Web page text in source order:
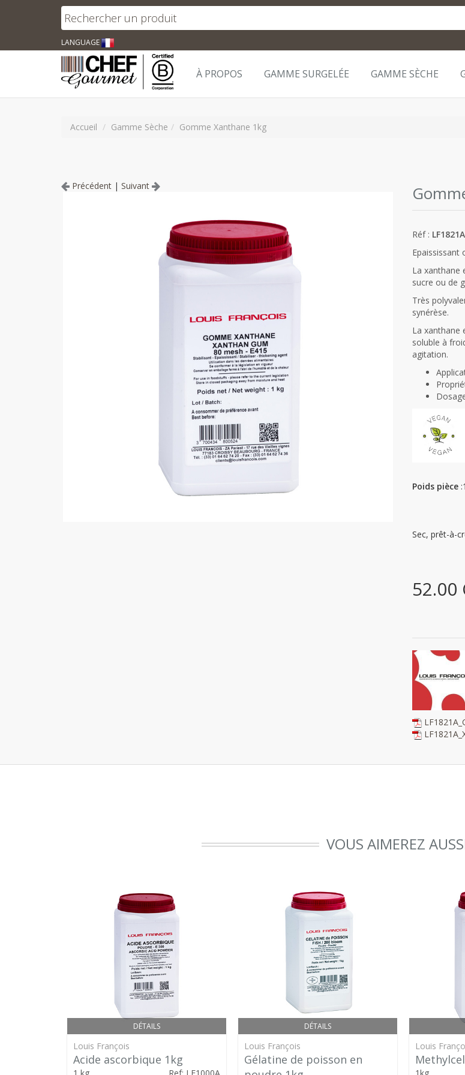
LANGUAGE
À PROPOS GAMME SURGELÉE GAMME SÈCHE
Accueil Gamme Sèche Gomme Xanthane 1kg
Précédent | Suivant
Réf : LF1821A
Epaississant
La xanthane
sucre ou de
Très
synérèse.
La xanthane
soluble à
agitation.
Poids pièce
Sec, prêt-à-
52.00
VOUS AIMEREZ
DÉTAILS
Louis François
Acide ascorbique 1kg
DÉTAILS
Louis François
Gélatine de poisson en
Louis